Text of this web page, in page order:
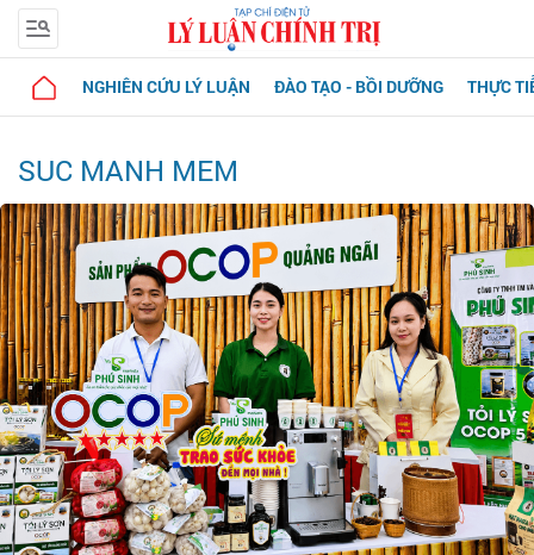
NGHIÊN CỨU LÝ LUẬN ĐÀO TẠO - BỒI DƯỠNG THỰC
SUC MANH MEM